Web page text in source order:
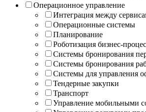
Операционное управление
Интеграция между
Операционные системы
Планирование
Роботизация бизнес-
Системы бронирования
Системы бронирования
Системы для управления
Тендерные закупки
Транспорт
Управление мобильными